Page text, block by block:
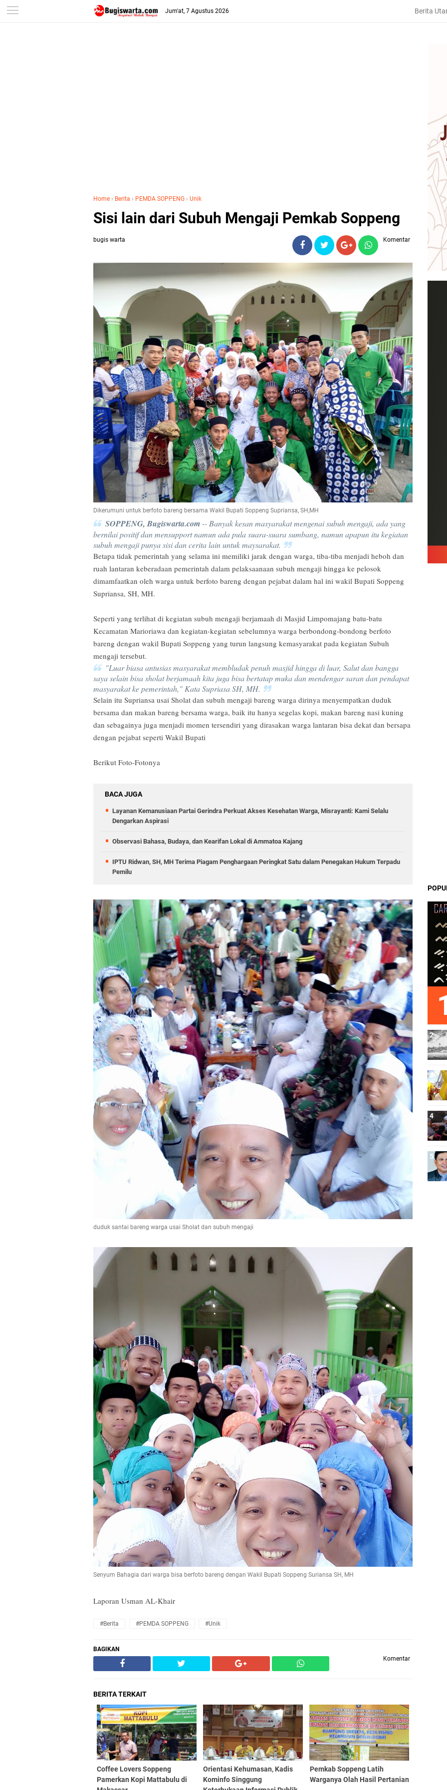
-->
Jum'at, 7 Agustus 2026 Berita
Home › Berita › PEMDA SOPPENG › Unik
Sisi lain dari Subuh Mengaji Pemkab Soppeng
bugis warta Komentar
Dikerumuni untuk berfoto bareng bersama Wakil Bupati Soppeng Supriansa, SH,MH
SOPPENG, Bugiswarta.com -- Banyak kesan masyarakat mengenai subuh mengaji, ada yang
bernilai positif dan mensupport namun ada pula suara-suara sumbang, namun apapun itu kegiatan
subuh mengaji punya sisi dan cerita lain untuk maysarakat.
Betapa tidak pemerintah yang selama ini memiliki jarak dengan warga, tiba-tiba menjadi heboh dan
ruah lantaran keberadaan pemerintah dalam pelaksaanaan subuh mengaji hingga ke pelosok
dimamfaatkan oleh warga untuk berfoto bareng dengan pejabat dalam hal ini wakil Bupati Soppeng
Supriansa, SH, MH.
Seperti yang terlihat di kegiatan subuh mengaji berjamaah di Masjid Limpomajang batu-batu
Kecamatan Marioriawa dan kegiatan-kegiatan sebelumnya warga berbondong-bondong berfoto
bareng dengan wakil Bupati Soppeng yang turun langsung kemasyarakat pada kegiatan Subuh
mengaji tersebut.
"Luar biasa antusias masyarakat membludak penuh masjid hingga di luar, Salut dan bangga
saya selain bisa sholat berjamaah kita juga bisa bertatap muka dan mendengar saran dan pendapat
masyarakat ke pemerintah," Kata Supriasa SH, MH.
Selain itu Supriansa usai Sholat dan subuh mengaji bareng warga dirinya menyempatkan duduk
bersama dan makan bareng bersama warga, baik itu hanya segelas kopi, makan bareng nasi kuning
dan sebagainya juga menjadi momen tersendiri yang dirasakan warga lantaran bisa dekat dan bersapa
dengan pejabat seperti Wakil Bupati
Berikut Foto-Fotonya
BACA JUGA
Layanan Kemanusiaan Partai Gerindra Perkuat Akses Kesehatan Warga, Misrayanti: Kami Selalu
Dengarkan Aspirasi
Observasi Bahasa, Budaya, dan Kearifan Lokal di Ammatoa Kajang
IPTU Ridwan, SH, MH Terima Piagam Penghargaan Peringkat Satu dalam Penegakan Hukum Terpadu
Pemilu
duduk santai bareng warga usai Sholat dan subuh mengaji
Senyum Bahagia dari warga bisa berfoto bareng dengan Wakil Bupati Soppeng Suriansa SH, MH
Laporan Usman AL-Khair
#Berita #PEMDA SOPPENG #Unik
BAGIKAN
Komentar
BERITA TERKAIT
Coffee Lovers Soppeng
Pamerkan Kopi Mattabulu di
Orientasi Kehumasan, Kadis
Kominfo Singgung
Pemkab Soppeng Latih
Warganya Olah Hasil Pertanian